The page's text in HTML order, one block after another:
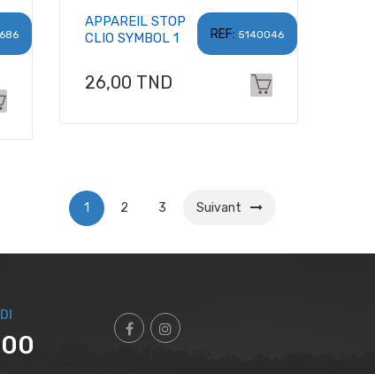
REF: 5140046
APPAREIL STOP
CLIO SYMBOL 1
Prix
26,00 TND
1 2 3 Suivant